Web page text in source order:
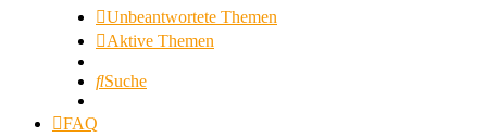
Unbeantwortete Themen
Aktive Themen
Suche
FAQ